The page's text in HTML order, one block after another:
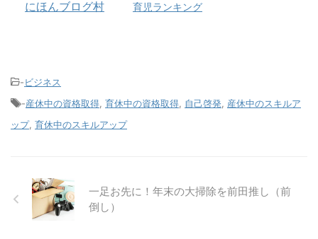
にほんブログ村 育児ランキング
-ビジネス
-産休中の資格取得 育休中の資格取得 自己啓発
産休中のスキルア
ップ, 育休中のスキルアップ
一足お先に！年末の大掃除を前田推し（前
倒し）